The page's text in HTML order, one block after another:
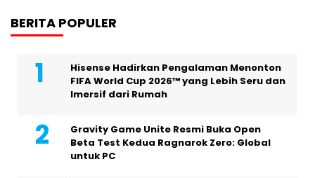
BERITA POPULER
Hisense Hadirkan Pengalaman Menonton
FIFA World Cup 2026™ yang Lebih Seru dan
Imersif dari Rumah
Gravity Game Unite Resmi Buka Open
Beta Test Kedua Ragnarok Zero: Global
untuk PC